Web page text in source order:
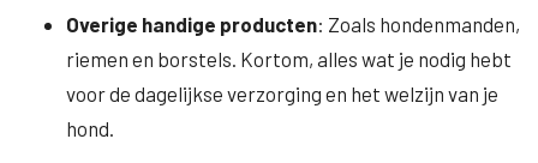
Overige handige producten: Zoals hondenmanden,
riemen en borstels. Kortom, alles wat je nodig hebt
voor de dagelijkse verzorging en het welzijn van je
hond.